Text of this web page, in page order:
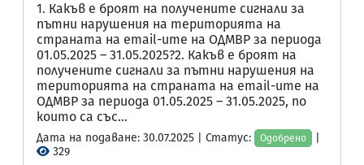
1. Какъв е броят на получените сигнали за
пътни нарушения на територията на
страната на email-ите на ОДМВР за периода
01.05.2025 – 31.05.2025?2. Какъв е броят на
получените сигнали за пътни нарушения на
територията на страната на email-ите на
ОДМВР за периода 01.05.2025 – 31.05.2025, по
които са със...
Дата на подаване: 30.07.2025 | Статус: Одобрено
329